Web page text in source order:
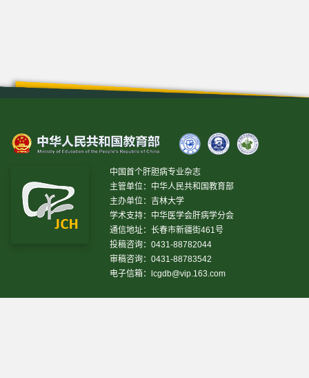
中国首个肝胆病专业杂志
主管单位：中华人民共和国教育部
主办单位：吉林大学
学术支持：中华医学会肝病学分会
通信地址：长春市新疆街461号
投稿咨询：0431-88782044
审稿咨询：0431-88783542
电子信箱：
lcgdb@vip.163.com